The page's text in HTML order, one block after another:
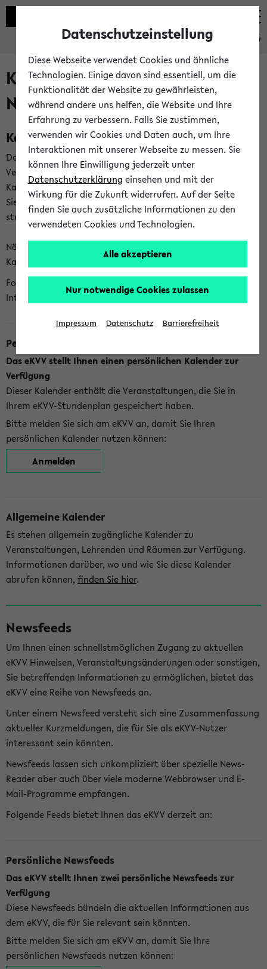
eKVV
Kalenderintegration und
Newsfeeds
Kalenderintegration
Das eKVV bietet Ihnen die Möglichkeit,
Veranstaltungstermine in eine Vielzahl von
Kalenderanwendungen einzubinden. Auf diese Weise können
Sie einen gemeinsamen Überblick über Ihre privaten und
studienbezogenen Termine erhalten.
Näheres zu Vorteilen und Funktionsweise der
Kalenderintegration können Sie auf unserer
Folgende Kalender bietet Ihnen das eKVV derzeit zur
Integration an:
Persönlicher Kalender
Das eKVV stellt Ihnen einen persönlichen Kalender zur
Verfügung
Dieser Kalender enthält die Veranstaltungen, die Sie in
Ihrem eKVV-Stundenplan gespeichert haben.
Bitte melden Sie sich am eKVV an, damit Sie Ihren
persönlichen Kalender nutzen können:
Anmelden
Allgemeine Kalender
Es stehen allgemein zugängliche Kalender zu
Veranstaltungen, Lehrenden und Räumen zur Verfügung.
Informationen darüber, wo und wie Sie diese Kalender
abrufen können, finden Sie hier.
Newsfeeds
Um Ihnen einen schnellstmöglichen Zugang zu aktuellen
eKVV Hinweisen, Veranstaltungsänderungen oder sonstigen,
Sie betreffenden Informationen zu ermöglichen, bietet das
eKVV eine Reihe von Newsfeeds an.
Unter einem Newsfeed versteht sich eine Zusammenfassung
aktueller Kurzmeldungen, die für Sie als eKVV-Nutzer
interessant sein könnten.
Newsfeeds lassen sich unkompliziert über spezielle News-
Reader aber auch über viele moderne Webbrowser und E-
Mail-Programme empfangen.
Folgende Feeds bietet Ihnen das eKVV derzeit an:
Persönliche Newsfeeds
Das eKVV stellt Ihnen zwei persönliche Newsfeeds zur
Verfügung
Diese Newsfeeds bündeln die aktuellen Informationen aus
dem eKVV, die für Sie relevant sein könnten.
Bitte melden Sie sich am eKVV an, damit Sie Ihre
persönlichen Newsfeeds nutzen können:
Datenschutzeinstellung
Diese Webseite verwendet Cookies und ähnliche
Technologien. Einige davon sind essentiell, um die
Funktionalität der Website zu gewährleisten,
während andere uns helfen, die Website und Ihre
Erfahrung zu verbessern. Falls Sie zustimmen,
verwenden wir Cookies und Daten auch, um Ihre
Interaktionen mit unserer Webseite zu messen. Sie
können Ihre Einwilligung jederzeit unter
Datenschutzerklärung einsehen und mit der
Wirkung für die Zukunft widerrufen. Auf der Seite
finden Sie auch zusätzliche Informationen zu den
verwendeten Cookies und Technologien.
Alle akzeptieren
Nur notwendige Cookies zulassen
Impressum Datenschutz Barrierefreiheit